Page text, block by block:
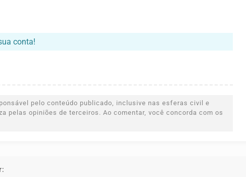
conta!
pelo conteúdo publicado, inclusive nas esferas civil e
pelas opiniões de terceiros. Ao comentar, você concorda com os